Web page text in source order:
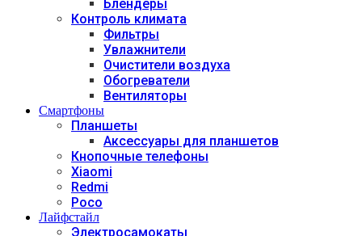
Блендеры
Контроль климата
Фильтры
Увлажнители
Очистители воздуха
Обогреватели
Вентиляторы
Смартфоны
Планшеты
Аксессуары для планшетов
Кнопочные телефоны
Xiaomi
Redmi
Poco
Лайфстайл
Электросамокаты